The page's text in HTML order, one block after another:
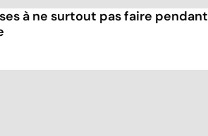
à ne surtout pas faire pendant